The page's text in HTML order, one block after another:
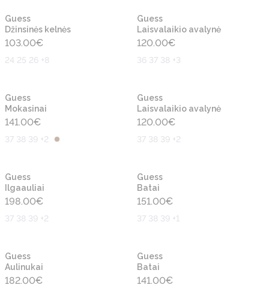
Guess
Džinsinės kelnės
103.00€
24 25 26 +8
Guess
Laisvalaikio avalynė
120.00€
36 37 38 +3
Guess
Mokasinai
141.00€
37 38 39 +2
Guess
Laisvalaikio avalynė
120.00€
37 38 39 +2
Guess
Ilgaauliai
198.00€
37 38 39 +2
Guess
Batai
151.00€
37 38 39 +1
Guess
Aulinukai
182.00€
Guess
Batai
141.00€